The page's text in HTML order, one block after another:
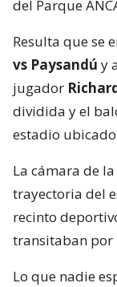
del Parque
Resulta que se
vs Paysandú y
jugador
dividida y el
estadio
La cámara de
trayectoria del
recinto
transitaban por
Lo que nadie